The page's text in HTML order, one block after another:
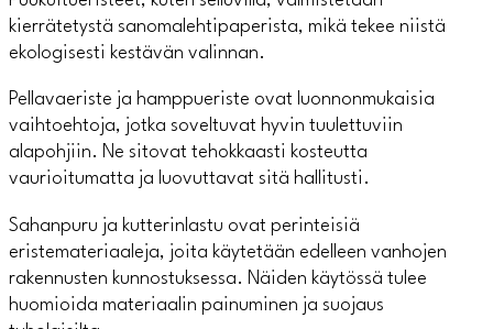
kierrätetystä sanomalehtipaperista, mikä tekee niistä
ekologisesti kestävän valinnan.
Pellavaeriste ja hamppueriste ovat luonnonmukaisia
vaihtoehtoja, jotka soveltuvat hyvin tuulettuviin
alapohjiin. Ne sitovat tehokkaasti kosteutta
vaurioitumatta ja luovuttavat sitä hallitusti.
Sahanpuru ja kutterinlastu ovat perinteisiä
eristemateriaaleja, joita käytetään edelleen vanhojen
rakennusten kunnostuksessa. Näiden käytössä tulee
huomioida materiaalin painuminen ja suojaus